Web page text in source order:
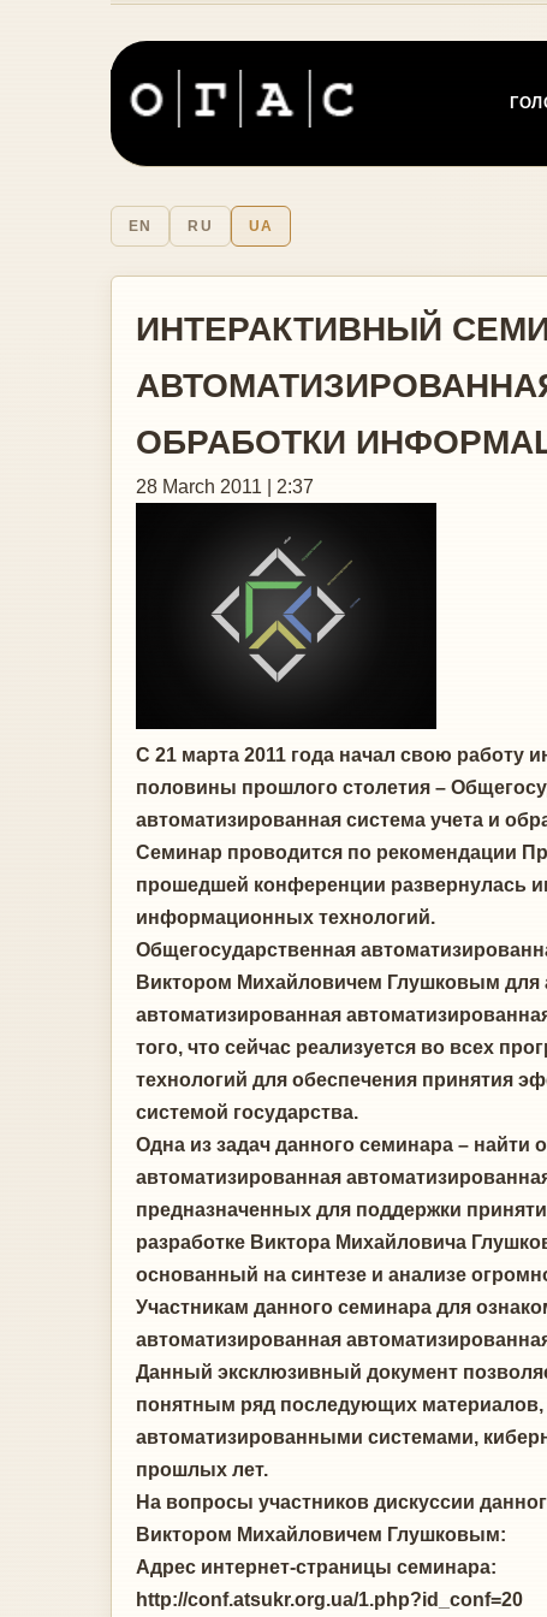
EN RU UA
ИНТЕРАКТИВНЫЙ
ОБРАБОТКИ
28 March 2011 | 2:37
С 21 марта 2011 года начал свою работу
половины прошлого столетия –
автоматизированная система учета и
Семинар проводится по рекомендации
прошедшей конференции развернулась
информационных технологий.
Общегосударственная
Виктором Михайловичем Глушковым для
автоматизированная
того, что сейчас реализуется во всех
технологий для обеспечения принятия
системой государства.
Одна из задач данного семинара – найти
автоматизированная
предназначенных для поддержки
разработке Виктора Михайловича
основанный на синтезе и анализе
Участникам данного семинара для
автоматизированная
Данный эксклюзивный документ
понятным ряд последующих
автоматизированными системами,
прошлых лет.
На вопросы участников дискуссии
Виктором Михайловичем Глушковым:
Адрес интернет-страницы семинара:
http://conf.atsukr.org.ua/1.php?id_conf=20